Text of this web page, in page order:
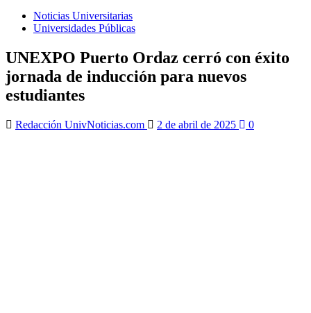
Noticias Universitarias
Universidades Públicas
UNEXPO Puerto Ordaz cerró con éxito
jornada de inducción para nuevos
estudiantes
Redacción UnivNoticias.com 2 de abril de 2025 0